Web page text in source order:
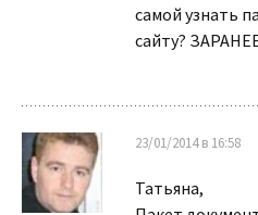
самой узнать
сайту?
23/01/2014 в 16:58
Татьяна,